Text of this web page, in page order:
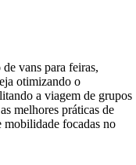
vans para feiras,
otimizando o
a viagem de grupos
melhores práticas de
mobilidade focadas no